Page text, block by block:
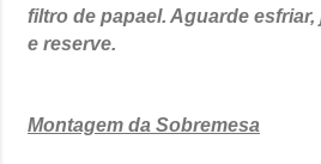
filtro de papael. Aguarde
e reserve.
Montagem da Sobremesa